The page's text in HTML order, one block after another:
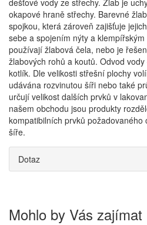
dešťové vody ze střechy. Žlab je
okapové hraně střechy. Barevné
spojkou, která zároveň zajišťuje
sebe a spojením nýty a
používají žlabová čela, nebo je
žlabových rohů a koutů. Odvod
kotlík. Dle velikosti střešní plochy
udávána rozvinutou šíři nebo také
určují velikost dalších prvků v
našem obchodu jsou produkty
kompatibilních prvků požadovaného
šíře.
Dotaz
Mohlo by Vás zajímat